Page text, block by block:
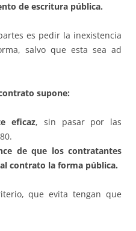
de escritura pública.
es pedir la inexistencia
salvo que esta sea ad
supone:
eficaz, sin pasar por las
de que los contratantes
contrato la forma pública.
que evita tengan que